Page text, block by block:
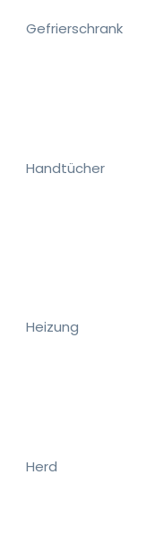
Gefrierschrank
Handtücher
Heizung
Herd